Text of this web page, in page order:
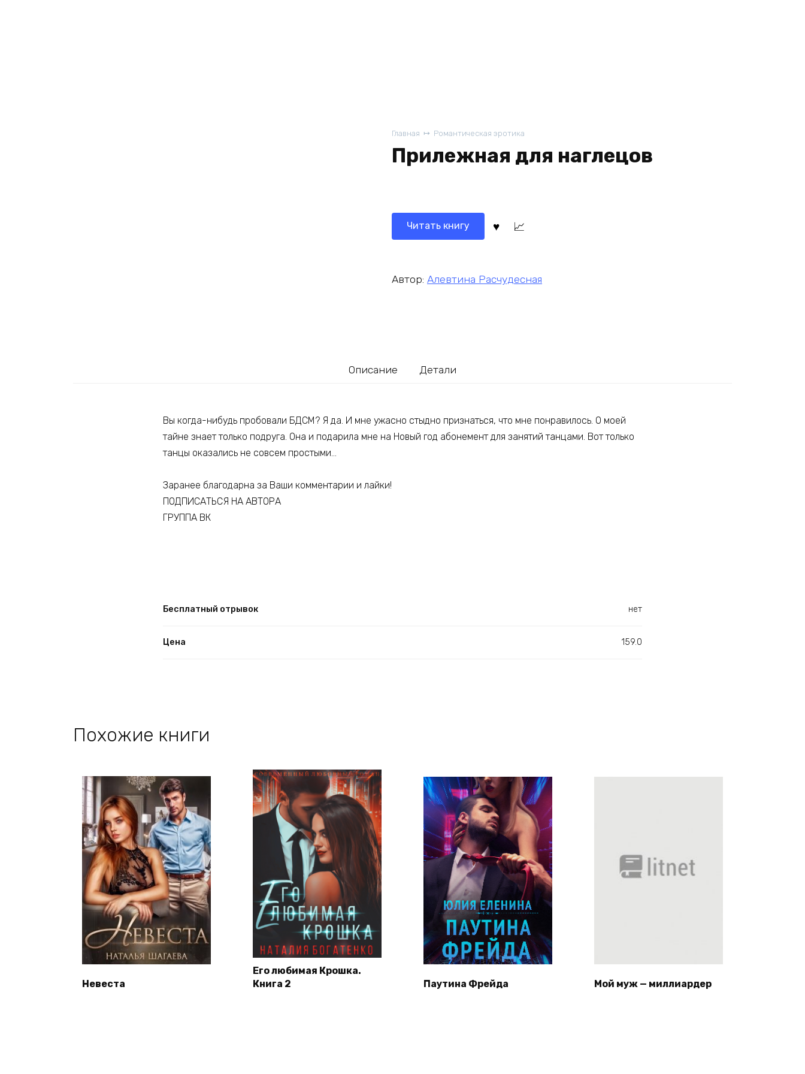
Главная Романтическая эротика
Прилежная для наглецов
Читать книгу
Автор: Алевтина Расчудесная
Описание Детали
Вы когда-нибудь пробовали БДСМ? Я да. И мне ужасно стыдно признаться, что мне понравилось. О моей
тайне знает только подруга. Она и подарила мне на Новый год абонемент для занятий танцами. Вот только
танцы оказались не совсем простыми…
Заранее благодарна за Ваши комментарии и лайки!
ПОДПИСАТЬСЯ НА АВТОРА
ГРУППА ВК
Бесплатный отрывок нет
Цена 159.0
Похожие книги
Невеста
Его любимая Крошка.
Книга 2
Паутина Фрейда Мой муж — миллиардер